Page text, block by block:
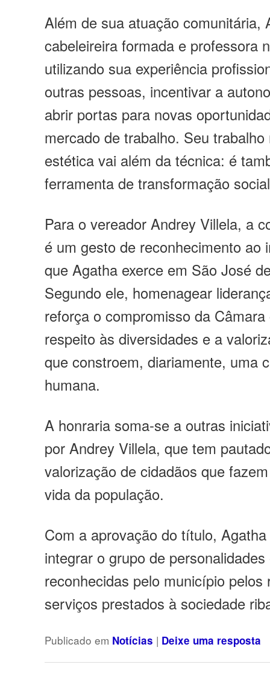
Além de sua atuação comunitária,
cabeleireira formada e professora
utilizando sua experiência
outras pessoas, incentivar a
abrir portas para novas
mercado de trabalho. Seu
estética vai além da técnica: é
ferramenta de transformação
Para o vereador Andrey Villela, a
é um gesto de reconhecimento ao
que Agatha exerce em São José
Segundo ele, homenagear
reforça o compromisso da
respeito às diversidades e a
que constroem, diariamente, uma
humana.
A honraria soma-se a outras
por Andrey Villela, que tem
valorização de cidadãos que
vida da população.
Com a aprovação do título,
integrar o grupo de
reconhecidas pelo município pelos
serviços prestados à sociedade
Publicado em Notícias | Deixe uma resposta